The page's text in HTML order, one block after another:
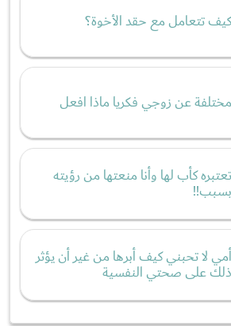
كيف تتعامل مع حقد الأخوة؟
مختلفة عن زوجي فكريا ماذا افعل
تعتبره كأب لها وأنا منعتها من رؤيته
بسبب!!
أمي لا تحبني كيف أبرها من غير أن يؤثر
ذلك على صحتي النفسية